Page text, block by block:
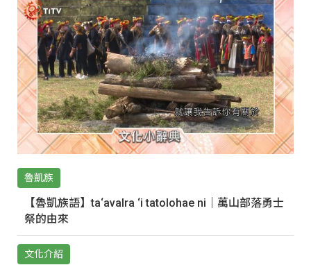
魯凱族
【魯凱族語】ta‘avalra ‘i tatolohae ni｜萬山部落勇士
祭的由來
文化介紹